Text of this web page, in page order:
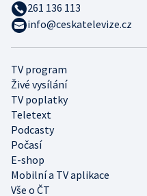
TV program
Živé vysílání
TV poplatky
Teletext
Podcasty
Počasí
E-shop
Mobilní a TV aplikace
Vše o ČT
261 136 113
info@ceskatelevize.cz